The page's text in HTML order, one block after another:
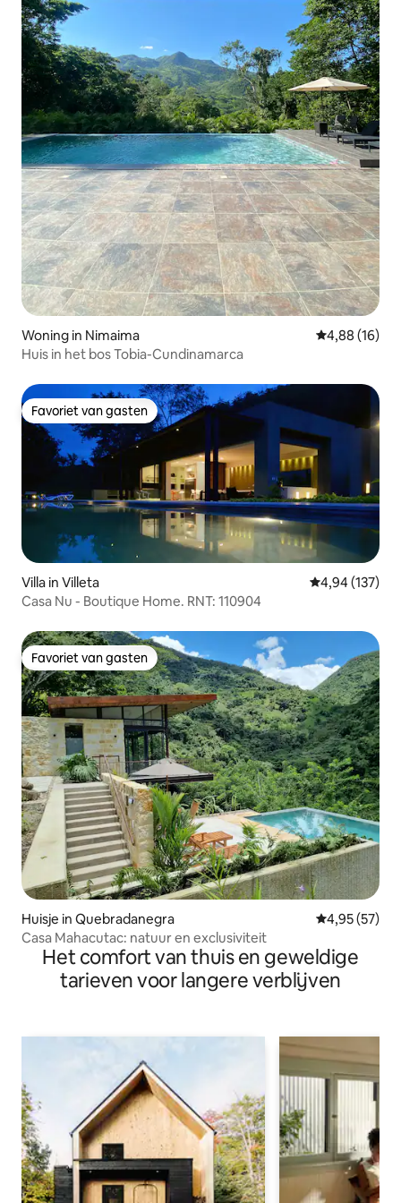
Woning in Nimaima Gemiddelde
4,88 (16)
Huis in het bos Tobia-Cundinamarca
Favoriet van gasten
Favoriet van gasten
Villa in Villeta Gemiddelde
4,94 (137)
Casa Nu - Boutique Home. RNT: 110904
Favoriet van gasten
Favoriet van gasten
Huisje in Quebradanegra Gemiddelde
4,95 (57)
Casa Mahacutac: natuur en exclusiviteit
Het comfort van thuis en geweldige
tarieven voor langere verblijven